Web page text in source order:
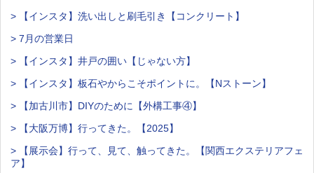
> 【インスタ】洗い出しと刷毛引き【コンクリート】
> 7月の営業日
> 【インスタ】井戸の囲い【じゃない方】
> 【インスタ】板石やからこそポイントに。【Nストーン】
> 【加古川市】DIYのために【外構工事④】
> 【大阪万博】行ってきた。【2025】
> 【展示会】行って、見て、触ってきた。【関西エクステリアフェ
ア】